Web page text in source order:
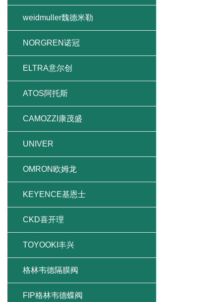
weidmuller魏德米勒
NORGREN诺冠
ELTRA意尔创
ATOS阿托斯
CAMOZZI康茂盛
UNIVER
OMRON欧姆龙
KEYENCE基恩士
CKD喜开理
TOYOOKI丰兴
格林韦德隔膜阀
FIP格林韦德蝶阀